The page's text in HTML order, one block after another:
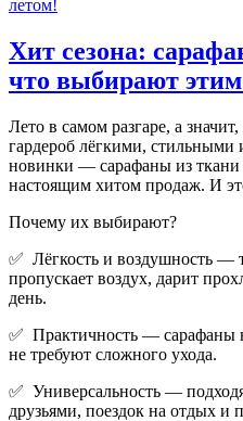
Хит сезона:
что выбирают
Лето в самом разгаре, а
гардероб лёгкими,
новинки — сарафаны из
настоящим хитом продаж. И
Почему их выбирают?
✅ Лёгкость и воздушность —
пропускает воздух, дарит
день.
✅ Практичность — сарафаны
не требуют сложного ухода.
✅ Универсальность —
друзьями, поездок на отдых и